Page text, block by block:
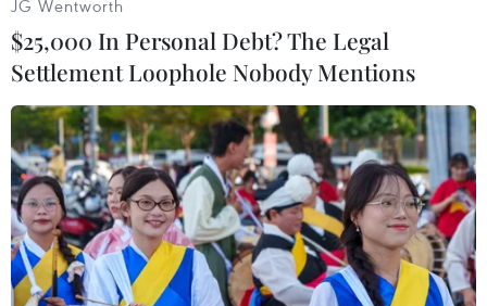
Độ, gần 50 người thương vong]
Đền Vaishno Devi ở thị trấn Katra là địa điểm
linh thiêng với các tín đồ Hindu, thu hút hàng
trăm nghìn lượt thăm mỗi năm.
Ấn Độ có tỷ lệ tử vong do tai nạn giao thông
thuộc hàng cao nhất thế giới.
Nguyên nhân tai nạn phần lớn là do lái ẩu,
đường sá xuống cấp và phương tiện giao thông
JG Wentworth
$25,000 In Personal Debt? The Legal
Settlement Loophole Nobody Mentions